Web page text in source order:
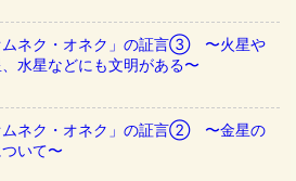
ムネク・オネク」の証言③ 〜火星や
水星などにも文明がある〜
ムネク・オネク」の証言② 〜金星の
いて〜